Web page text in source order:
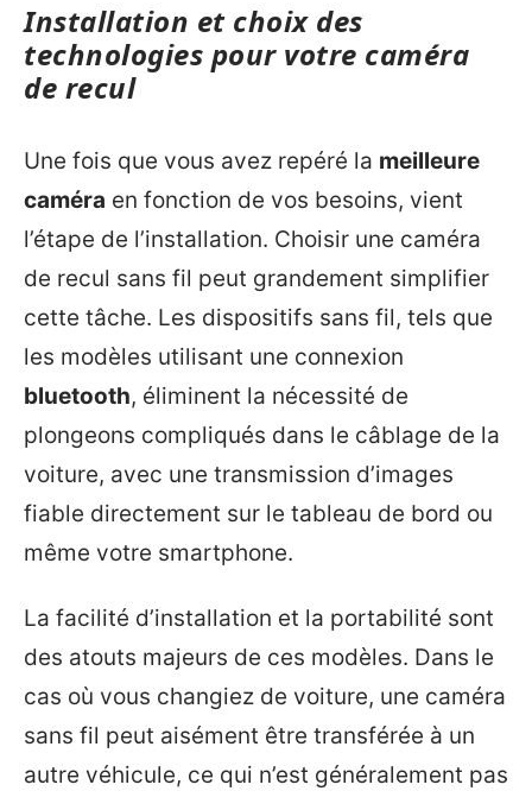
Installation et choix des
technologies pour votre caméra
de recul
Une fois que vous avez repéré la meilleure
caméra en fonction de vos besoins, vient
l’étape de l’installation. Choisir une caméra
de recul sans fil peut grandement simplifier
cette tâche. Les dispositifs sans fil, tels que
les modèles utilisant une connexion
bluetooth, éliminent la nécessité de
plongeons compliqués dans le câblage de la
voiture, avec une transmission d’images
fiable directement sur le tableau de bord ou
même votre smartphone.
La facilité d’installation et la portabilité sont
des atouts majeurs de ces modèles. Dans le
cas où vous changiez de voiture, une caméra
sans fil peut aisément être transférée à un
autre véhicule, ce qui n’est généralement pas